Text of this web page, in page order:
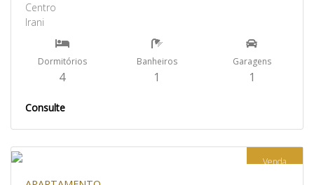
Centro
Irani
Dormitórios
4
Banheiros
1
Garagens
1
Consulte
Venda